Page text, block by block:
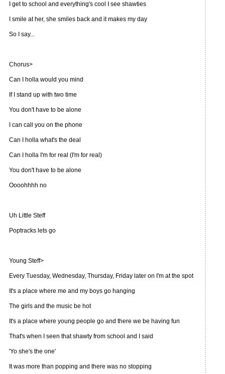
I get to school and everything's cool I see shawties
I smile at her, she smiles back and it makes my day
So I say...
Chorus>
Can I holla would you mind
If I stand up with two time
You don't have to be alone
I can call you on the phone
Can I holla what's the deal
Can I holla I'm for real (I'm for real)
You don't have to be alone
Oooohhhh no
Uh Little Steff
Poptracks lets go
Young Steff>
Every Tuesday, Wednesday, Thursday, Friday later on I'm at the spot
It's a place where me and my boys go hanging
The girls and the music be hot
It's a place where young people go and there we be having fun
That's when I seen that shawty from school and I said
'Yo she's the one'
It was more than popping and there was no stopping